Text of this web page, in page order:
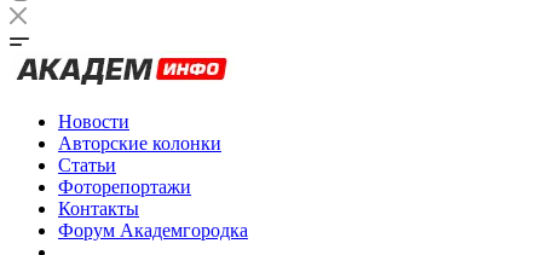
Новости
Авторские колонки
Статьи
Фоторепортажи
Контакты
Форум Академгородка